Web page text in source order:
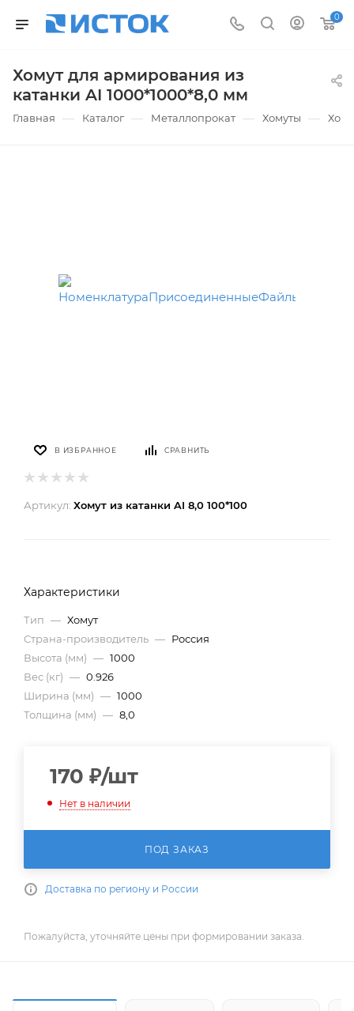
0
Хомут для армирования из
катанки AI 1000*1000*8,0 мм
Главная — Каталог — Металлопрокат — Хомуты —
В ИЗБРАННОЕ СРАВНИТЬ
Артикул: Хомут из катанки AI 8,0 100*100
Характеристики
Тип — Хомут
Страна-производитель — Россия
Высота (мм) — 1000
Вес (кг) — 0.926
Ширина (мм) — 1000
Толщина (мм) — 8,0
170 ₽/шт
Нет в наличии
ПОД ЗАКАЗ
Доставка по региону и России
Пожалуйста, уточняйте цены при формировании заказа.